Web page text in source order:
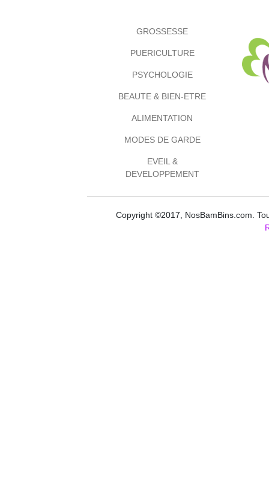
GROSSESSE
PUERICULTURE
PSYCHOLOGIE
BEAUTE & BIEN-ETRE
ALIMENTATION
MODES DE GARDE
EVEIL &
DEVELOPPEMENT
Copyright ©2017, NosBamBins.com.